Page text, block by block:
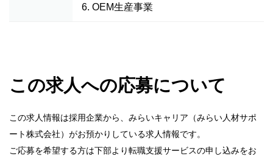
6. OEM生産事業
この求人への応募について
この求人情報は採用企業から、みらいキャリア（みらい人材サポ
ート株式会社）がお預かりしている求人情報です。
ご応募を希望する方は下部より転職支援サービスの申し込みをお